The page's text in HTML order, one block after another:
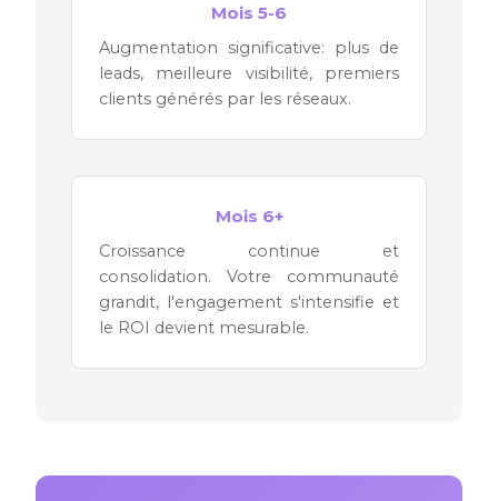
Mois 5-6
Augmentation significative: plus de
leads, meilleure visibilité, premiers
clients générés par les réseaux.
Mois 6+
Croissance continue et
consolidation. Votre communauté
grandit, l'engagement s'intensifie et
le ROI devient mesurable.